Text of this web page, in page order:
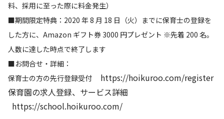
料、採用に至った際に料金発生）
■期間限定特典：2020 年 8 月 18 日（火）までに保育士の登録を
した方に、Amazon ギフト券 3000 円プレゼント ※先着 200 名。
人数に達した時点で終了します
■お問合せ・詳細：
保育士の方の先行登録受付 https://hoikuroo.com/register
保育園の求人登録、サービス詳細
https://school.hoikuroo.com/